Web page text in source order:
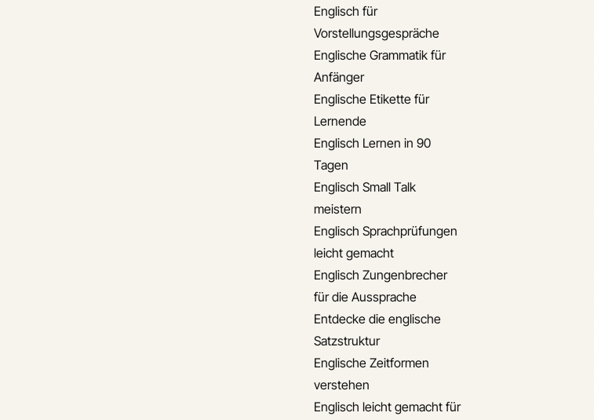
Englisch für
Vorstellungsgespräche
Englische Grammatik für
Anfänger
Englische Etikette für
Lernende
Englisch Lernen in 90
Tagen
Englisch Small Talk
meistern
Englisch Sprachprüfungen
leicht gemacht
Englisch Zungenbrecher
für die Aussprache
Entdecke die englische
Satzstruktur
Englische Zeitformen
verstehen
Englisch leicht gemacht für